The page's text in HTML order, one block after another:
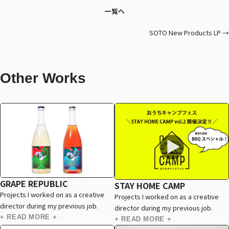
一覧へ
SOTO New Products LP →
Other Works
GRAPE REPUBLIC
Projects I worked on as a creative
director during my previous job.
+ READ MORE +
STAY HOME CAMP
Projects I worked on as a creative
director during my previous job.
+ READ MORE +